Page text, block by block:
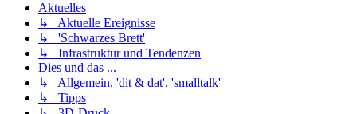
Aktuelles
↳ Aktuelle Ereignisse
↳ 'Schwarzes Brett'
↳ Infrastruktur und Tendenzen
Dies und das ...
↳ Allgemein, 'dit & dat', 'smalltalk'
↳ Tipps